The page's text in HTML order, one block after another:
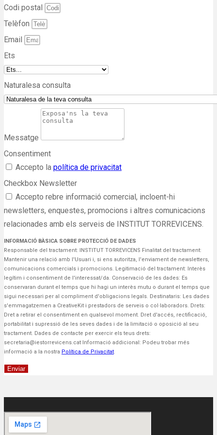
Codi postal
Telèfon
Email
Ets
Naturalesa consulta
Messatge
Consentiment
Accepto la política de privacitat
Checkbox Newsletter
Accepto rebre informació comercial, incloent-hi
newsletters, enquestes, promocions i altres comunicacions
relacionades amb els serveis de INSTITUT TORREVICENS.
INFORMACIÓ BÀSICA SOBRE PROTECCIÓ DE DADES
Responsable del tractament: INSTITUT TORREVICENS Finalitat del tractament:
Mantenir una relació amb l'Usuari i, si ens autoritza, l'enviament de newsletters,
comunicacions comercials i promocions. Legitimació del tractament: Interès
legítim i consentiment de l'interessat/da. Conservació de les dades: Es
conservaran durant el temps que hi hagi un interès mutu o durant el temps que
sigui necessari per al compliment d'obligacions legals. Destinataris: Les dades
s'emmagatzemen a ​CreativeKit i prestadors de serveis o col·laboradors. Drets:
Dret a retirar el consentiment en qualsevol moment. Dret d'accés, rectificació,
portabilitat i supressió de les seves dades i de la limitació o oposició al seu
tractament. Dades de contacte per exercir els teus drets:
secretaria@iestorrevicens.cat Informació addicional: Podeu trobar més
informació a la nostra Política de Privacitat.
Enviar